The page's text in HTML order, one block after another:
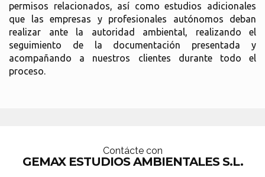
permisos relacionados, así como estudios adicionales
que las empresas y profesionales autónomos deban
realizar ante la autoridad ambiental, realizando el
seguimiento de la documentación presentada y
acompañando a nuestros clientes durante todo el
proceso.
Contácte con
GEMAX ESTUDIOS AMBIENTALES S.L.